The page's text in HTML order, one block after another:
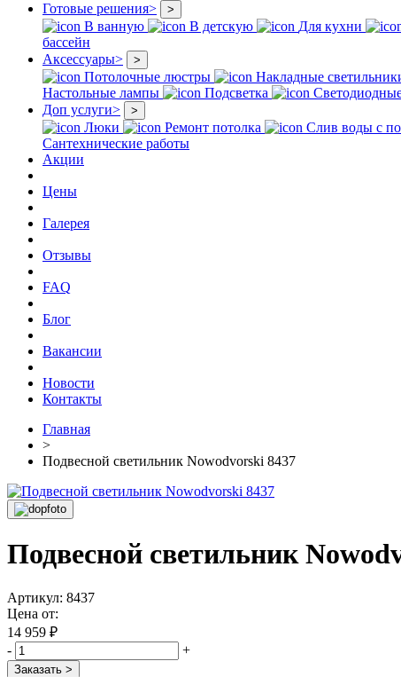
Готовые решения> >
В ванную В детскую Для кухни
бассейн
Аксессуары> >
Потолочные люстры Накладные
Настольные лампы
Подсветка
Доп услуги> >
Люки Ремонт потолка Слив воды с
Сантехнические работы
Акции
Цены
Галерея
Отзывы
FAQ
Блог
Вакансии
Новости
Контакты
Главная
>
Подвесной светильник Nowodvorski 8437
Подвесной светильник
Артикул: 8437
Цена от:
14 959 ₽
-
+
Заказать >